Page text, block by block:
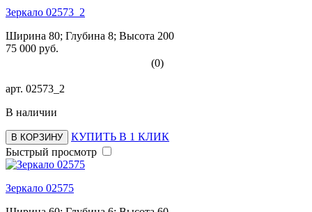
Зеркало 02573_2
Ширина 80; Глубина 8; Высота 200
75 000 руб.
(0)
арт. 02573_2
В наличии
В КОРЗИНУ
КУПИТЬ В 1 КЛИК
Быстрый просмотр
Зеркало 02575